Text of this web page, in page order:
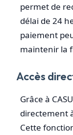
permet de
délai de 24
paiement
maintenir la
Accès
Grâce à
directement
Cette